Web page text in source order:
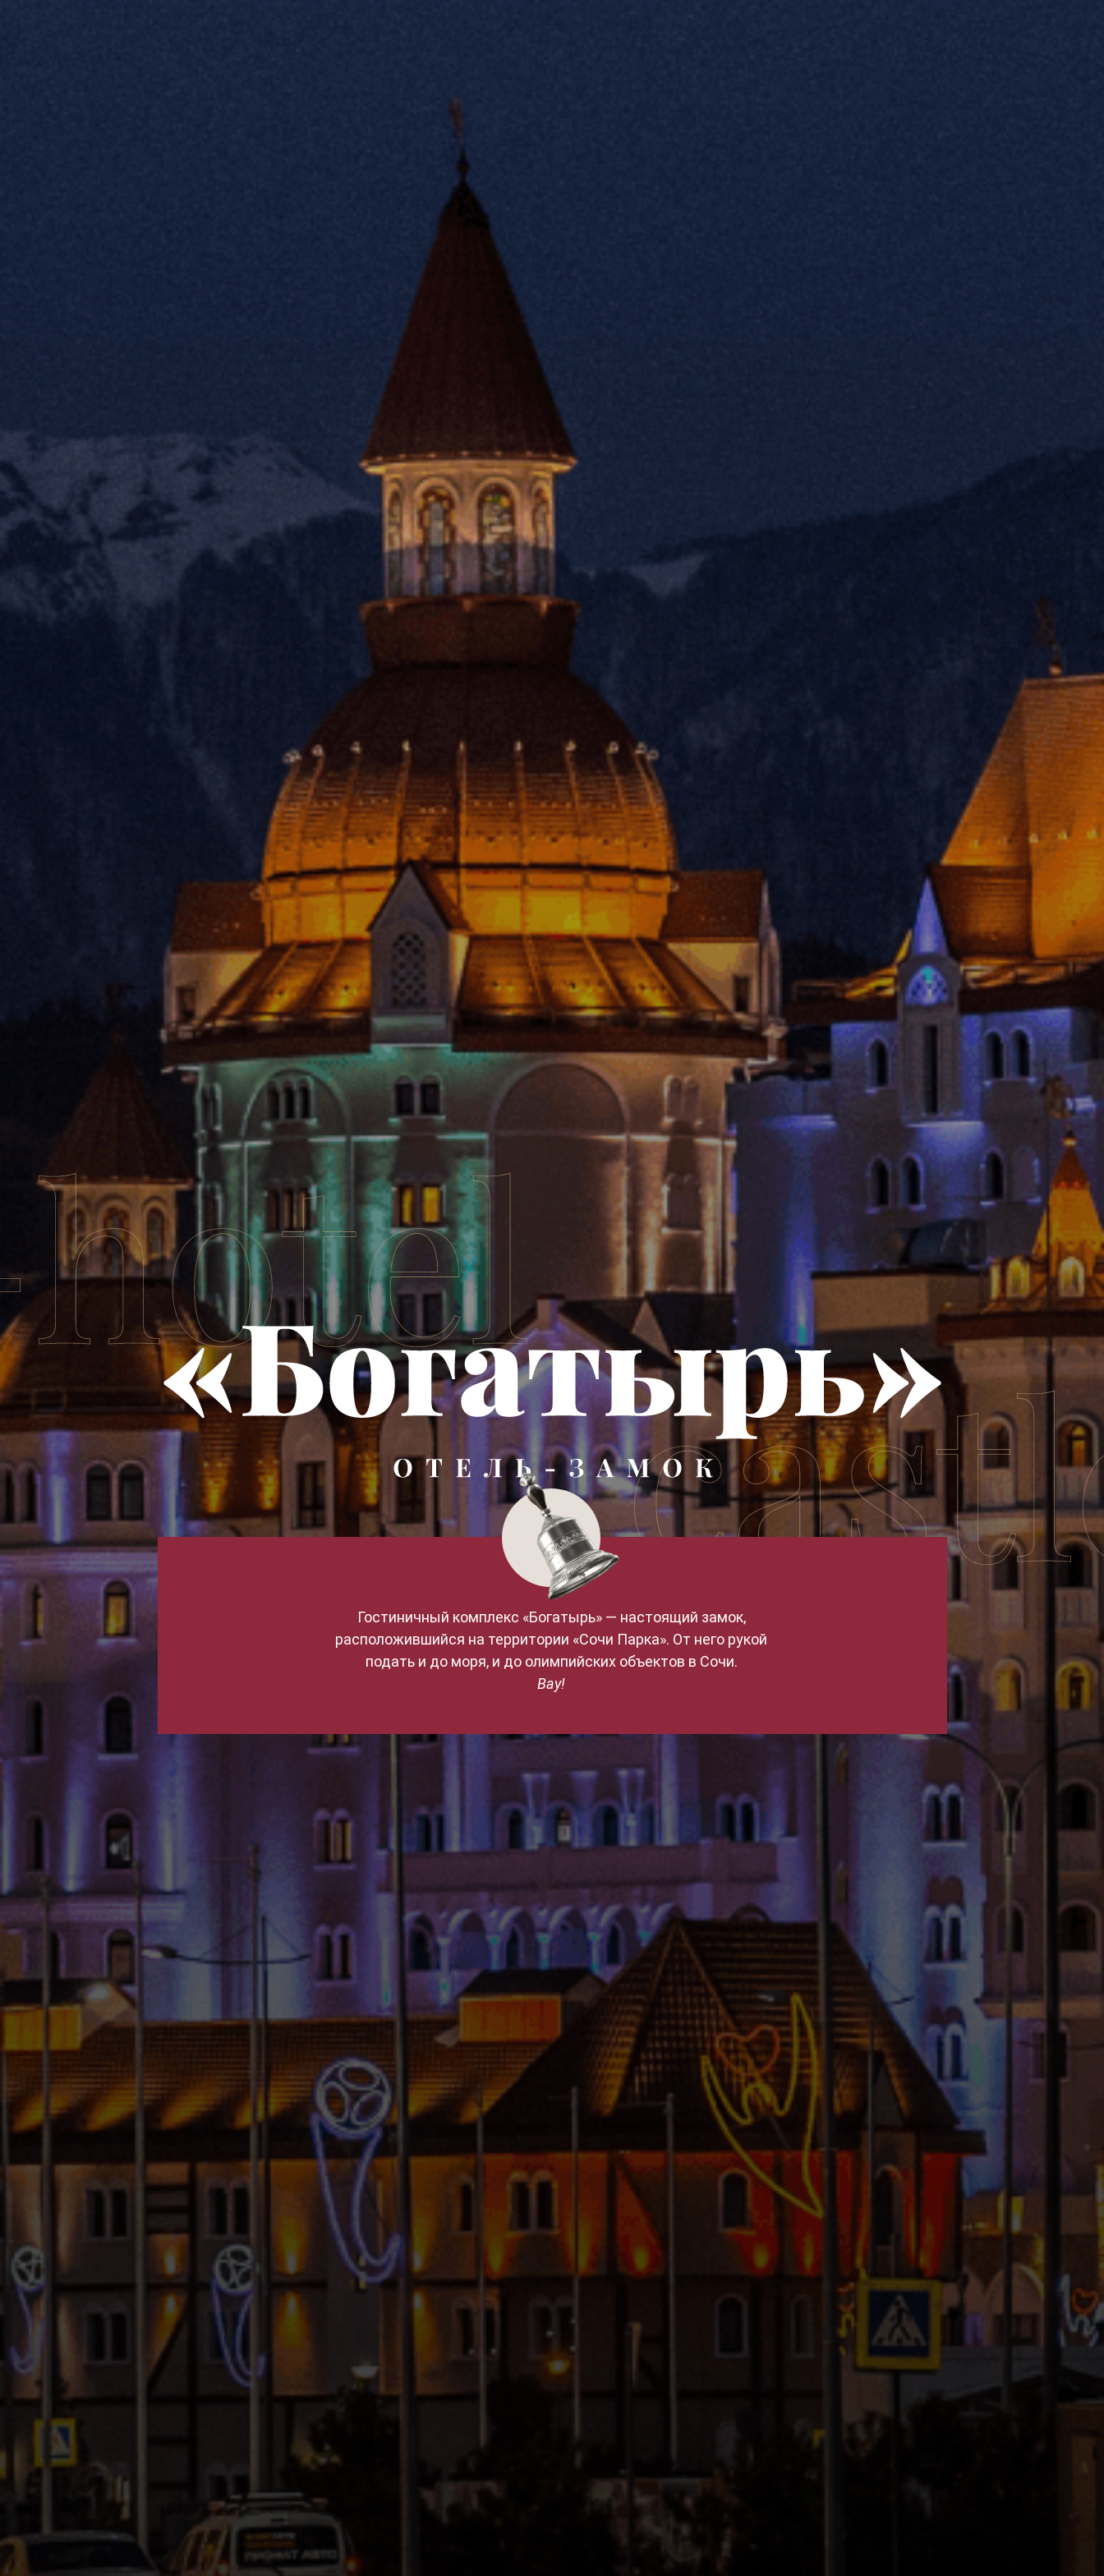
Гостиничный комплекс «Богатырь» — настоящий замок,
расположившийся на территории «Сочи Парка». От него рукой
подать и до моря, и до олимпийских объектов в Сочи.
Вау!